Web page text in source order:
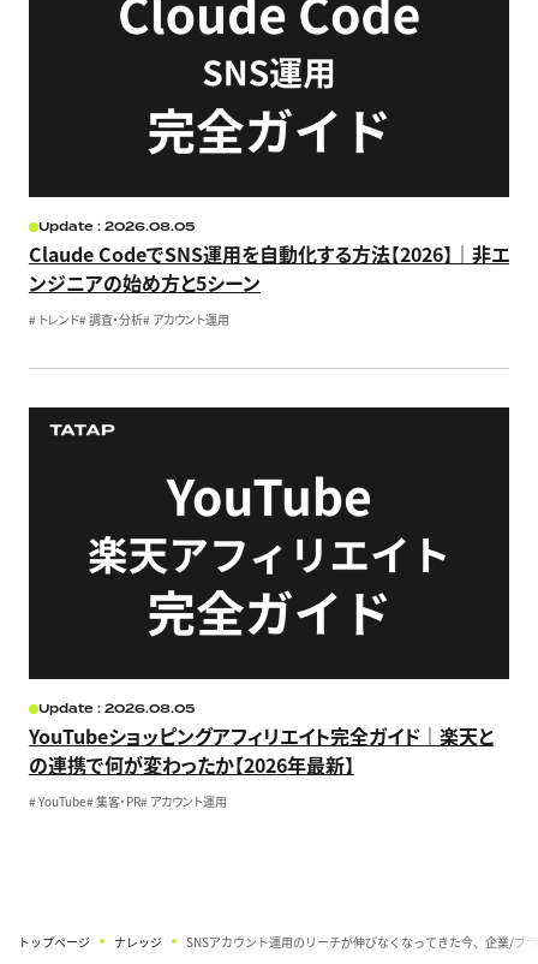
Update : 2026.08.05
Claude CodeでSNS運用を自動化する方法【2026】｜非エ
ンジニアの始め方と5シーン
# トレンド# 調査・分析# アカウント運用
Update : 2026.08.05
YouTubeショッピングアフィリエイト完全ガイド｜楽天と
の連携で何が変わったか【2026年最新】
# YouTube# 集客・PR# アカウント運用
トップページ ナレッジ SNSアカウント運用のリーチが伸びなくなってきた今、企業/ブ